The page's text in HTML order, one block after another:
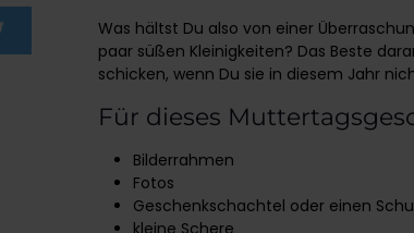
Was hältst Du also von einer
paar süßen Kleinigkeiten? Das Beste
schicken, wenn Du sie in diesem Jahr
Für dieses
Bilderrahmen
Fotos
Geschenkschachtel oder einen
kleine Schere